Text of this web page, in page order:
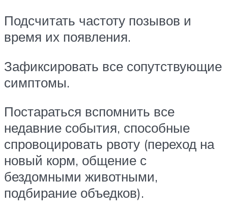
Подсчитать частоту позывов и
время их появления.
Зафиксировать все сопутствующие
симптомы.
Постараться вспомнить все
недавние события, способные
спровоцировать рвоту (переход на
новый корм, общение с
бездомными животными,
подбирание объедков).